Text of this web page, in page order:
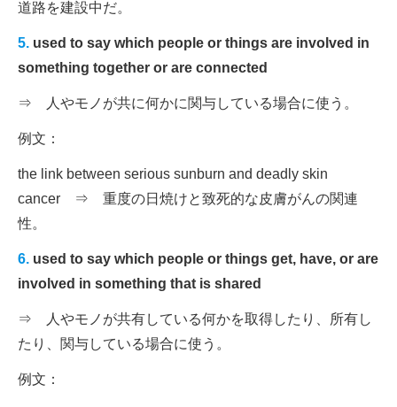
道路を建設中だ。
5. used to say which people or things are involved in
something together or are connected
⇒ 人やモノが共に何かに関与している場合に使う。
例文：
the link between serious sunburn and deadly skin
cancer ⇒ 重度の日焼けと致死的な皮膚がんの関連
性。
6. used to say which people or things get, have, or are
involved in something that is shared
⇒ 人やモノが共有している何かを取得したり、所有し
たり、関与している場合に使う。
例文：